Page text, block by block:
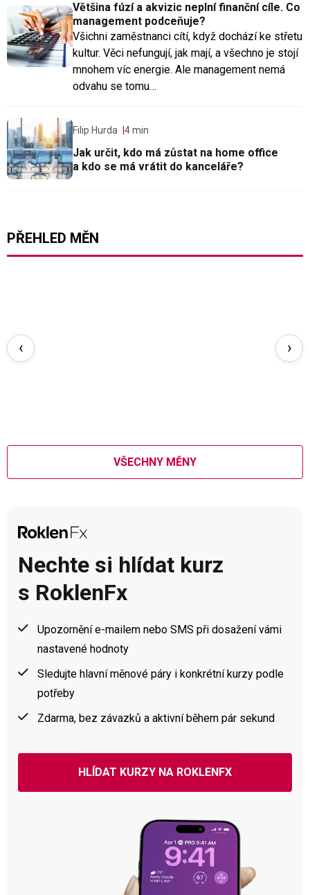
Většina fúzí a akvizic neplní finanční cíle. Co
management podceňuje?
Všichni zaměstnanci cítí, když dochází ke střetu
kultur. Věci nefungují, jak mají, a všechno je stojí
mnohem víc energie. Ale management nemá
odvahu se tomu…
Filip Hurda 4 min
Jak určit, kdo má zůstat na home office
a kdo se má vrátit do kanceláře?
PŘEHLED MĚN
‹ ›
VŠECHNY MĚNY
Nechte si hlídat kurz
s RoklenFx
Upozornění e-mailem nebo SMS při dosažení vámi
nastavené hodnoty
Sledujte hlavní měnové páry i konkrétní kurzy podle
potřeby
Zdarma, bez závazků a aktivní během pár sekund
HLÍDAT KURZY NA ROKLENFX